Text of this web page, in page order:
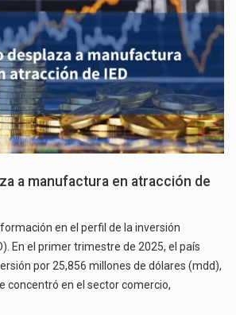
a manufactura en atracción de
en el perfil de la inversión
En el primer trimestre de 2025, el país
por 25,856 millones de dólares (mdd),
concentró en el sector comercio,